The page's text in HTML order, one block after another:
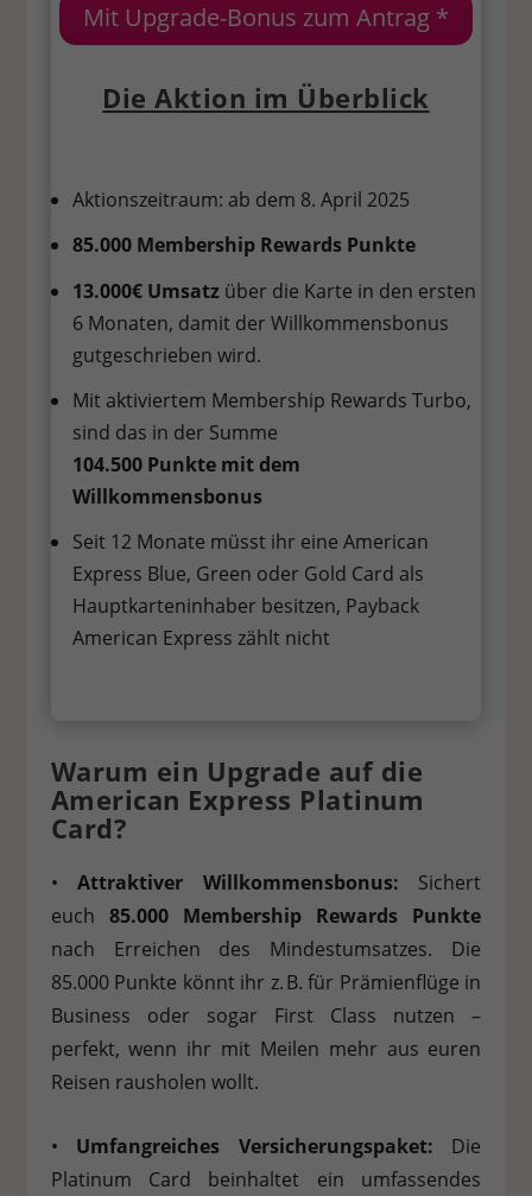
Mit Upgrade-Bonus zum Antrag *
Die Aktion im Überblick
Aktionszeitraum: ab dem 8. April 2025
85.000 Membership Rewards Punkte
13.000€ Umsatzüber die Karte in den ersten
6 Monaten, damit der Willkommensbonus
gutgeschrieben wird.
Mit aktiviertem Membership Rewards Turbo,
sind das in der Summe
104.500 Punkte mit dem
Willkommensbonus
Seit 12 Monate müsst ihr eine American
Express Blue, Green oder Gold Card als
Hauptkarteninhaber besitzen, Payback
American Express zählt nicht
Warum ein Upgrade auf die
American Express Platinum
Card?
• Attraktiver Willkommensbonus: Sichert
euch 85.000 Membership Rewards Punkte
nach Erreichen des Mindestumsatzes. Die
85.000 Punkte könnt ihr z. B. für Prämienflüge in
Business oder sogar First Class nutzen –
perfekt, wenn ihr mit Meilen mehr aus euren
Reisen rausholen wollt.
• Umfangreiches Versicherungspaket: Die
Platinum Card beinhaltet ein umfassendes
Statistiken (1)
Statistik Cookies erfassen Informationen anonym. Diese Informationen
helfen uns zu verstehen, wie unsere Besucher unsere Website nutzen.
Externe Medien (7)
standardmäßig blockiert. Wenn Cookies von externen Medien akzeptiert
Einwilligung mehr.
Cookie-Informationen anzeigen